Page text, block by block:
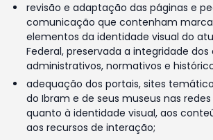
revisão e adaptação das páginas e
comunicação que contenham
elementos da identidade visual do
Federal, preservada a integridade
administrativos, normativos e
adequação dos portais, sites
do Ibram e de seus museus nas
quanto à identidade visual, aos
aos recursos de interação;